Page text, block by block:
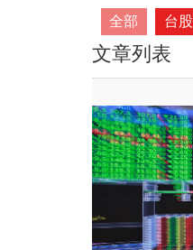
全部 台股
文章列表